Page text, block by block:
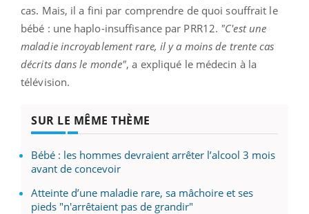
cas. Mais, il a fini par comprendre de quoi souffrait le
bébé : une haplo-insuffisance par ​PRR12. "C'est une
maladie incroyablement rare, il y a moins de trente cas
décrits dans le monde", a expliqué le médecin à la
télévision.
SUR LE MÊME THÈME
Bébé : les hommes devraient arrêter l’alcool 3 mois
avant de concevoir
Atteinte d’une maladie rare, sa mâchoire et ses
pieds "n'arrêtaient pas de grandir"